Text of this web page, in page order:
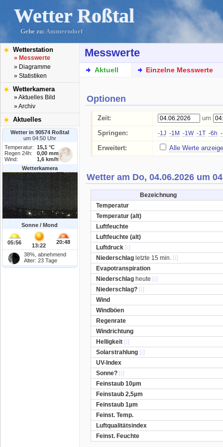
Wetter Roßtal
Gehe zu: Ammerndorf
Wetterstation
» Messwerte
» Diagramme
» Statistiken
Wetterkamera
» Aktuelles Bild
» Archiv
Aktuelles
Wetter in 90574 Roßtal
um 04:50 Uhr
Temperatur:
15,1 °C
Regen 24h:
0,00 mm
Wind:
1,6 km/h
Wetterkamera
Sonne / Mond
05:56 13:22
20:48
38%, abnehmend
Alter: 23 Tage
Messwerte
Aktuell Einzelne Messwerte
Optionen
Zeit:
um
Springen:
-1J -1M -1W -1T -6h
Erweitert: Alle Werte
Wetter am Do, 04.06.2026 um
Bezeichnung
Temperatur
Temperatur (alt)
Luftfeuchte
Luftfeuchte (alt)
Luftdruck [i]
Niederschlag letzte 15 min. [i]
Evapotranspiration
Niederschlag heute [i]
Niederschlag? [i]
Wind
Windböen
Regenrate
Windrichtung
Helligkeit [i]
Solarstrahlung [i]
UV-Index
Sonne? [i]
Feinstaub 10µm
Feinstaub 2,5µm
Feinstaub 1µm
Feinst. Temp.
Luftqualitätsindex
Feinst. Feuchte